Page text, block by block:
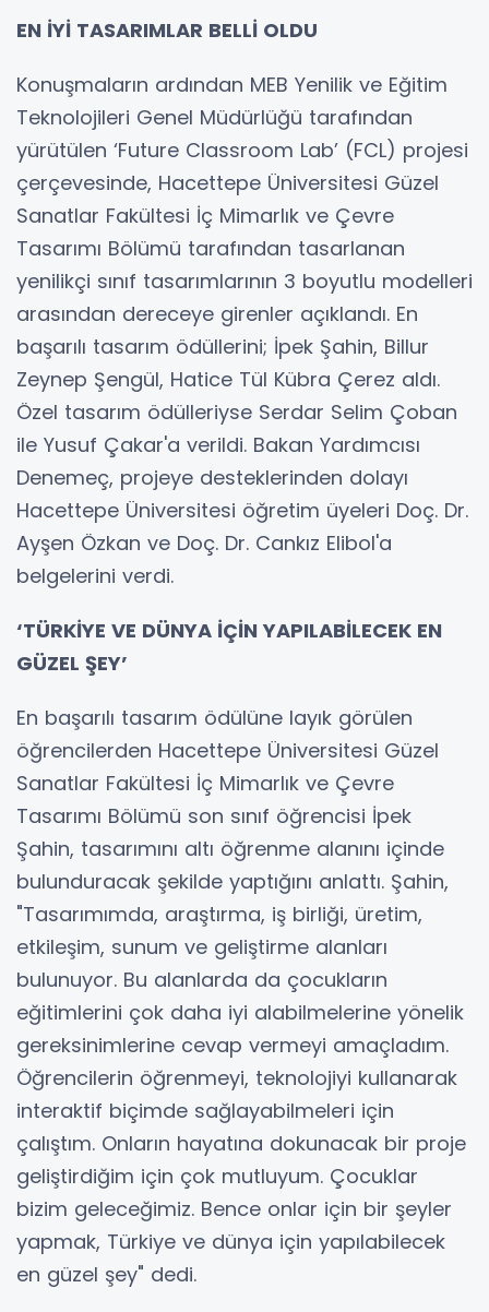
EN İYİ TASARIMLAR BELLİ OLDU
Konuşmaların ardından MEB Yenilik ve Eğitim
Teknolojileri Genel Müdürlüğü tarafından
yürütülen ‘Future Classroom Lab’ (FCL) projesi
çerçevesinde, Hacettepe Üniversitesi Güzel
Sanatlar Fakültesi İç Mimarlık ve Çevre
Tasarımı Bölümü tarafından tasarlanan
yenilikçi sınıf tasarımlarının 3 boyutlu modelleri
arasından dereceye girenler açıklandı. En
başarılı tasarım ödüllerini; İpek Şahin, Billur
Zeynep Şengül, Hatice Tül Kübra Çerez aldı.
Özel tasarım ödülleriyse Serdar Selim Çoban
ile Yusuf Çakar'a verildi. Bakan Yardımcısı
Denemeç, projeye desteklerinden dolayı
Hacettepe Üniversitesi öğretim üyeleri Doç. Dr.
Ayşen Özkan ve Doç. Dr. Cankız Elibol'a
belgelerini verdi.
‘TÜRKİYE VE DÜNYA İÇİN YAPILABİLECEK EN
GÜZEL ŞEY’
En başarılı tasarım ödülüne layık görülen
öğrencilerden Hacettepe Üniversitesi Güzel
Sanatlar Fakültesi İç Mimarlık ve Çevre
Tasarımı Bölümü son sınıf öğrencisi İpek
Şahin, tasarımını altı öğrenme alanını içinde
bulunduracak şekilde yaptığını anlattı. Şahin,
"Tasarımımda, araştırma, iş birliği, üretim,
etkileşim, sunum ve geliştirme alanları
bulunuyor. Bu alanlarda da çocukların
eğitimlerini çok daha iyi alabilmelerine yönelik
gereksinimlerine cevap vermeyi amaçladım.
Öğrencilerin öğrenmeyi, teknolojiyi kullanarak
interaktif biçimde sağlayabilmeleri için
çalıştım. Onların hayatına dokunacak bir proje
geliştirdiğim için çok mutluyum. Çocuklar
bizim geleceğimiz. Bence onlar için bir şeyler
yapmak, Türkiye ve dünya için yapılabilecek
en güzel şey" dedi.